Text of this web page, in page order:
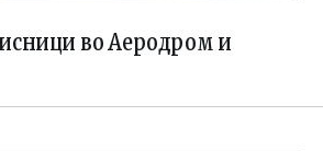
во Аеродром и